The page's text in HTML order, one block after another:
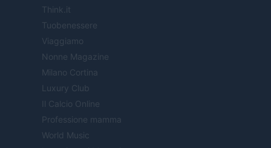
Think.it
Tuobenessere
Viaggiamo
Nonne Magazine
Milano Cortina
Luxury Club
Il Calcio Online
Professione mamma
World Music